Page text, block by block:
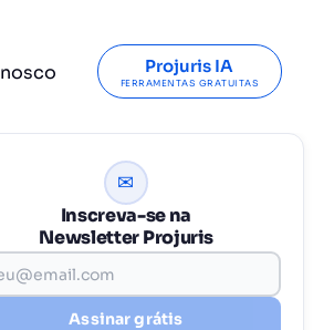
Projuris IA
FERRAMENTAS GRATUITAS
✉
Inscreva-se na
Newsletter Projuris
Assinar grátis